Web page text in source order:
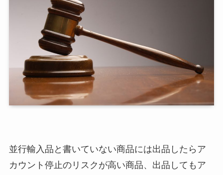
並行輸入品と書いていない商品には出品したらア
カウント停止のリスクが高い商品、出品してもア